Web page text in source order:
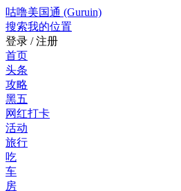
咕噜美国通 (Guruin)
搜索我的位置
登录 / 注册
首页
头条
攻略
黑五
网红打卡
活动
旅行
吃
车
房